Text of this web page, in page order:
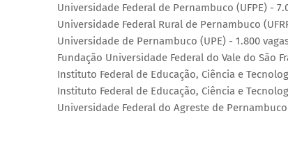
Universidade Federal de Pernambuco (UFPE) -
Universidade Federal Rural de Pernambuco
Universidade de Pernambuco (UPE) - 1.800
Fundação Universidade Federal do Vale do São
Instituto Federal de Educação, Ciência e
Instituto Federal de Educação, Ciência e
Universidade Federal do Agreste de Pernambuco